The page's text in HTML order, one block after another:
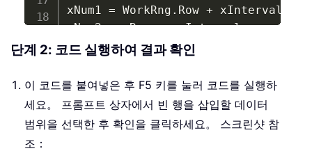
xNum1 = WorkRng . Row + xInterval
xNum2 = xRows +
xInterval
Set xWs = WorkRng.
    xWs
. Range(xWs. Cells(xNum1,
    Application
.Selection . EntireRow
    xNum1
= xNum1 +
Next
단계 2: 코드 실행하여 결과 확인
이 코드를 붙여넣은 후 F5 키를 눌러 코드를 실행하
세요。 프롬프트 상자에서 빈 행을 삽입할 데이터
범위을 선택한 후 확인을 클릭하세요。 스크린샷 참
조：